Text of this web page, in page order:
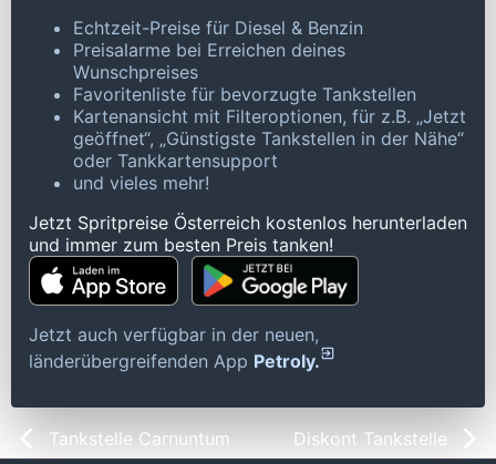
Echtzeit-Preise für Diesel & Benzin
Preisalarme bei Erreichen deines
Wunschpreises
Favoritenliste für bevorzugte Tankstellen
Kartenansicht mit Filteroptionen, für z.B. „Jetzt
geöffnet“, „Günstigste Tankstellen in der Nähe“
oder Tankkartensupport
und vieles mehr!
Jetzt Spritpreise Österreich kostenlos herunterladen
und immer zum besten Preis tanken!
Jetzt auch verfügbar in der neuen,
länderübergreifenden App Petroly.
Tankstelle Carnuntum Diskont Tankstelle